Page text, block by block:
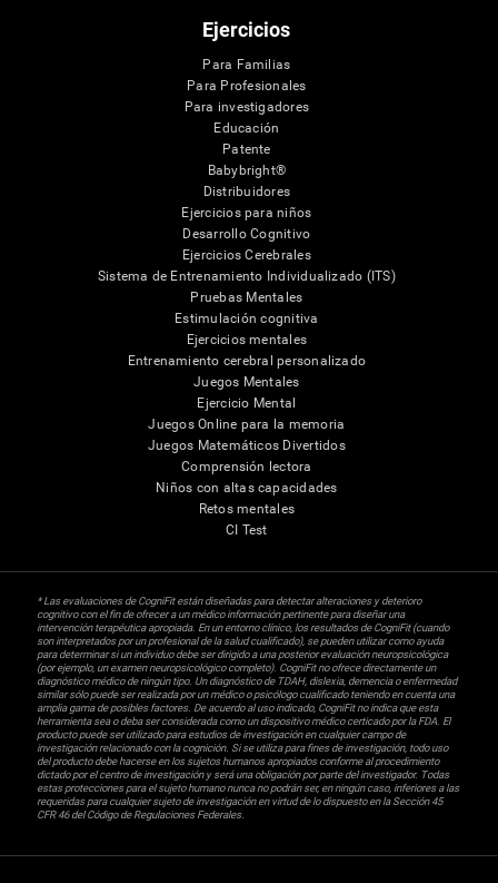
Ejercicios
Para Familias
Para Profesionales
Para investigadores
Educación
Patente
Babybright®
Distribuidores
Ejercicios para niños
Desarrollo Cognitivo
Ejercicios Cerebrales
Sistema de Entrenamiento Individualizado (ITS)
Pruebas Mentales
Estimulación cognitiva
Ejercicios mentales
Entrenamiento cerebral personalizado
Juegos Mentales
Ejercicio Mental
Juegos Online para la memoria
Juegos Matemáticos Divertidos
Comprensión lectora
Niños con altas capacidades
Retos mentales
CI Test
* Las evaluaciones de CogniFit están diseñadas para detectar alteraciones y deterioro
cognitivo con el fin de ofrecer a un médico información pertinente para diseñar una
intervención terapéutica apropiada. En un entorno clínico, los resultados de CogniFit (cuando
son interpretados por un profesional de la salud cualificado), se pueden utilizar como ayuda
para determinar si un individuo debe ser dirigido a una posterior evaluación neuropsicológica
(por ejemplo, un examen neuropsicológico completo). CogniFit no ofrece directamente un
diagnóstico médico de ningún tipo. Un diagnóstico de TDAH, dislexia, demencia o enfermedad
similar sólo puede ser realizada por un médico o psicólogo cualificado teniendo en cuenta una
amplia gama de posibles factores. De acuerdo al uso indicado, CogniFit no indica que esta
herramienta sea o deba ser considerada como un dispositivo médico certicado por la FDA. El
producto puede ser utilizado para estudios de investigación en cualquier campo de
investigación relacionado con la cognición. Si se utiliza para fines de investigación, todo uso
del producto debe hacerse en los sujetos humanos apropiados conforme al procedimiento
dictado por el centro de investigación y será una obligación por parte del investigador. Todas
estas protecciones para el sujeto humano nunca no podrán ser, en ningún caso, inferiores a las
requeridas para cualquier sujeto de investigación en virtud de lo dispuesto en la Sección 45
CFR 46 del Código de Regulaciones Federales.